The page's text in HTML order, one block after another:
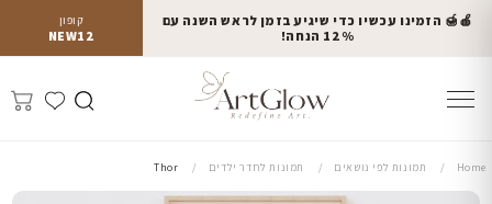
קופון
NEW12
🍎🍯 הזמינו עכשיו כדי שיגיע בזמן לראש השנה עם
12% הנחה!
Home תמונות לפי נושאים תמונות לחדר ילדים Thor